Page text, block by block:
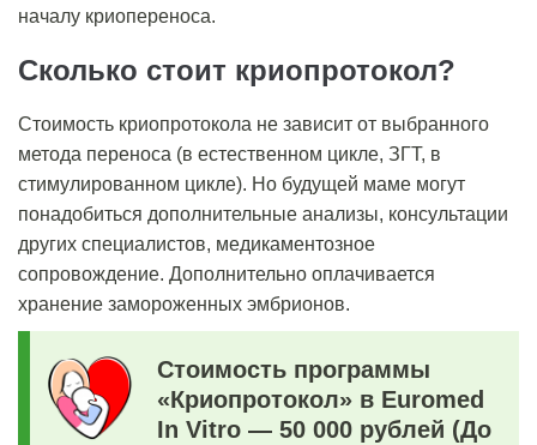
началу криопереноса.
Сколько стоит криопротокол?
Стоимость криопротокола не зависит от выбранного
метода переноса (в естественном цикле, ЗГТ, в
стимулированном цикле). Но будущей маме могут
понадобиться дополнительные анализы, консультации
других специалистов, медикаментозное
сопровождение. Дополнительно оплачивается
хранение замороженных эмбрионов.
Стоимость программы
«Криопротокол» в Euromed
In Vitro — 50 000 рублей (До